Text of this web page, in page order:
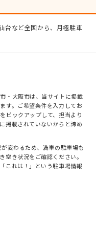
台など全国から、月極駐車
・大阪市は、当サイトに掲載
す。ご希望条件を入力してお
ピックアップして、担当より
掲載されていないからと諦め
変わるため、満車の駐車場も
空き状況をご確認ください。
これは！」という駐車場情報